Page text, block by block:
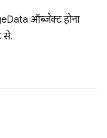
ऑब्जेक्ट होना
से.